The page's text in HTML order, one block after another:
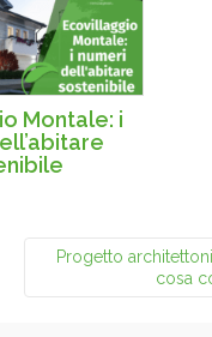
Montale: i
Progetto
cosa